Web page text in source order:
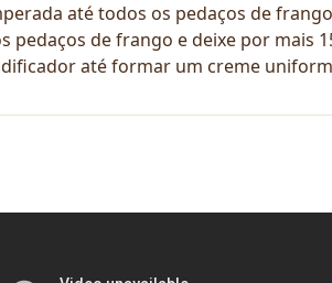
até todos os pedaços de
pedaços de frango e deixe por mais
até formar um creme